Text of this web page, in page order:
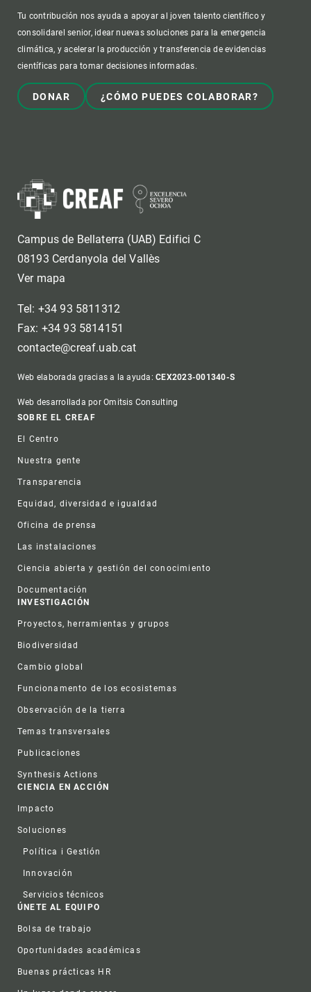
Tu contribución nos ayuda a apoyar al joven talento científico y
consolidarel senior, idear nuevas soluciones para la emergencia
climática, y acelerar la producción y transferencia de evidencias
científicas para tomar decisiones informadas.
DONAR ¿CÓMO PUEDES COLABORAR?
Campus de Bellaterra (UAB) Edifici C
08193 Cerdanyola del Vallès
Ver mapa
Tel: +34 93 5811312
Fax: +34 93 5814151
contacte@creaf.uab.cat
Web elaborada gracias a la ayuda:CEX2023-001340-S
Web desarrollada por Omitsis Consulting
Footer
SOBRE EL CREAF
El Centro
Nuestra gente
Transparencia
Equidad, diversidad e igualdad
Oficina de prensa
Las instalaciones
Ciencia abierta y gestión del conocimiento
Documentación
INVESTIGACIÓN
Proyectos, herramientas y grupos
Biodiversidad
Cambio global
Funcionamento de los ecosistemas
Observación de la tierra
Temas transversales
Publicaciones
Synthesis Actions
CIENCIA EN ACCIÓN
Impacto
Soluciones
Política i Gestión
Innovación
Servicios técnicos
ÚNETE AL EQUIPO
Bolsa de trabajo
Oportunidades académicas
Buenas prácticas HR